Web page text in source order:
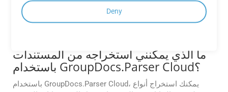
4__ وPDF وMicrosoft Word (DOC
ما الذي يمكنني استخراجه من المستندات
باستخدام GroupDocs.Parser Cloud؟
باستخدام GroupDocs.Parser Cloud، يمكنك استخراج أنواع
Deny